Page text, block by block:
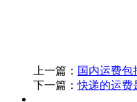
上一篇： 国内运费包
下一篇：快递的运费